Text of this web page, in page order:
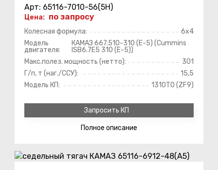
Арт: 65116-7010-56(5Н)
Цена: по запросу
Колесная формула:
6х4
Модель
двигателя:
КАМАЗ 667.510-310 (Е-5) (Cummins
ISB6.7E5 310 (Е-5))
Макс.полез. мощность (нетто):
301
Г/п, т (наг./ССУ):
15,5
Модель КП:
1310ТО (ZF9)
Запросить КП
Полное описание